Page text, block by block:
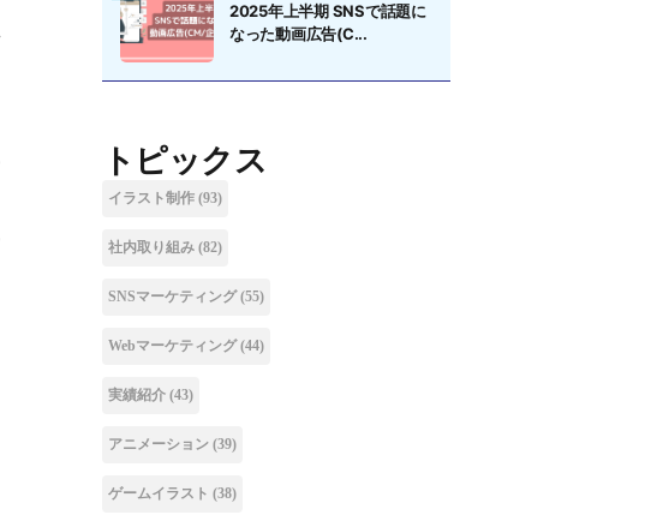
2025年上半期 SNSで話題に
なった動画広告(C...
トピックス
イラスト制作 (93)
社内取り組み (82)
SNSマーケティング(55)
Webマーケティング(44)
実績紹介 (43)
アニメーション (39)
ゲームイラスト (38)